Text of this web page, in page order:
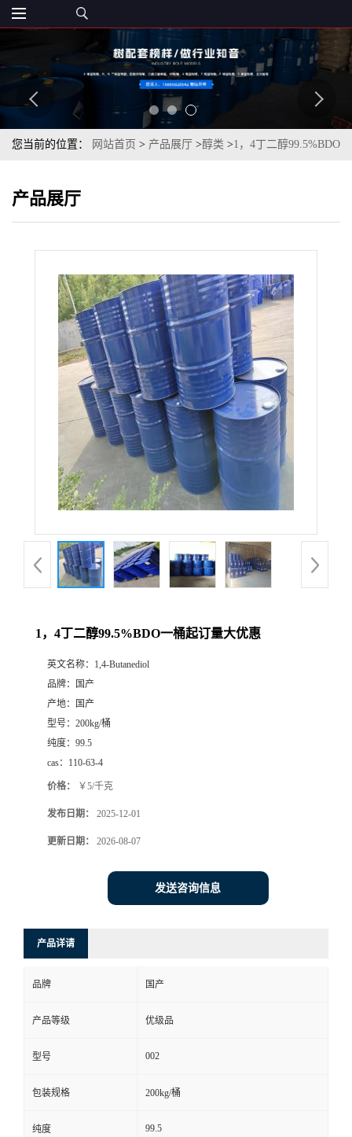
您当前的位置： 网站首页 > 产品展厅 >醇类 >1，4丁二醇99.5%BDO
产品展厅
1，4丁二醇99.5%BDO一桶起订量大优惠
英文名称： 1,4-Butanediol
品牌：
国产
产地：
国产
型号： 200kg/桶
纯度： 99.5
cas： 110-63-4
价格： ￥5/千克
发布日期： 2025-12-01
更新日期： 2026-08-07
发送咨询信息
产品详请
品牌 国产
产品等级 优级品
型号 002
包装规格 200kg/桶
纯度 99.5